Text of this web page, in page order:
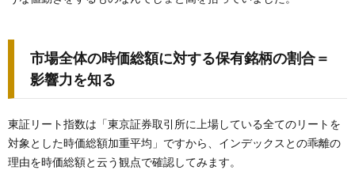
市場全体の時価総額に対する保有銘柄の割合＝
影響力を知る
東証リート指数は「東京証券取引所に上場している全てのリートを
対象とした時価総額加重平均」ですから、インデックスとの乖離の
理由を時価総額と云う観点で確認してみます。